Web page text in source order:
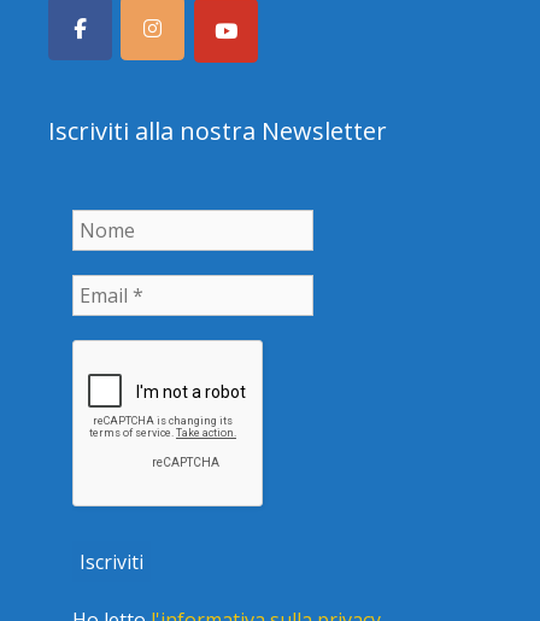
Iscriviti alla nostra Newsletter